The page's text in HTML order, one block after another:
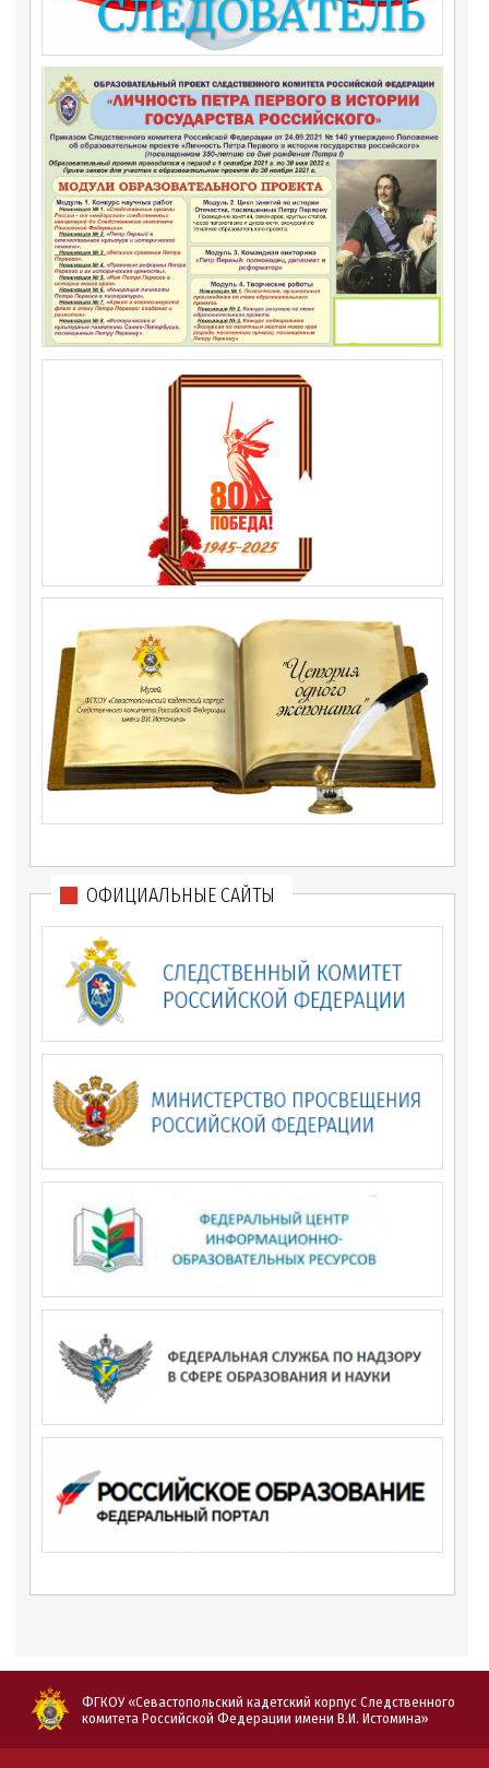
ОФИЦИАЛЬНЫЕ САЙТЫ
ФГКОУ «Севастопольский кадетский корпус Следственного
комитета Российской Федерации имени В.И. Истомина»